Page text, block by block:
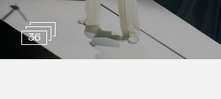
ar leģendāro 1975.
iestudējumu.
“Tev piedots tiks, ja
36